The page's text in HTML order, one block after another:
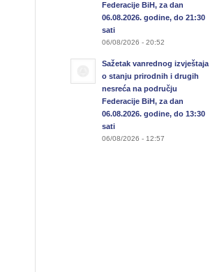
Federacije BiH, za dan
06.08.2026. godine, do 21:30
sati
06/08/2026 - 20:52
Sažetak vanrednog izvještaja
o stanju prirodnih i drugih
nesreća na području
Federacije BiH, za dan
06.08.2026. godine, do 13:30
sati
06/08/2026 - 12:57